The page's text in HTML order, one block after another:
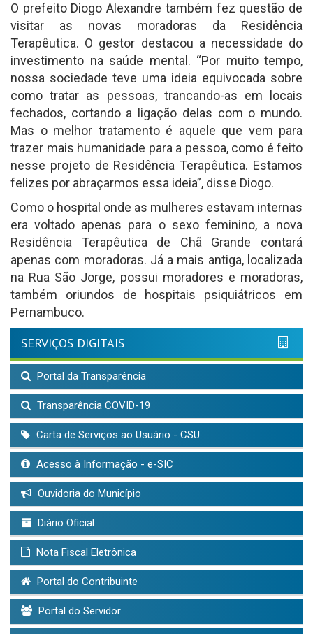
O prefeito Diogo Alexandre também fez questão de
visitar as novas moradoras da Residência
Terapêutica. O gestor destacou a necessidade do
investimento na saúde mental. “Por muito tempo,
nossa sociedade teve uma ideia equivocada sobre
como tratar as pessoas, trancando-as em locais
fechados, cortando a ligação delas com o mundo.
Mas o melhor tratamento é aquele que vem para
trazer mais humanidade para a pessoa, como é feito
nesse projeto de Residência Terapêutica. Estamos
felizes por abraçarmos essa ideia”, disse Diogo.
Como o hospital onde as mulheres estavam internas
era voltado apenas para o sexo feminino, a nova
Residência Terapêutica de Chã Grande contará
apenas com moradoras. Já a mais antiga, localizada
na Rua São Jorge, possui moradores e moradoras,
também oriundos de hospitais psiquiátricos em
Pernambuco.
SERVIÇOS DIGITAIS
Portal da Transparência
Transparência COVID-19
Carta de Serviços ao Usuário - CSU
Acesso à Informação - e-SIC
Ouvidoria do Município
Diário Oficial
Nota Fiscal Eletrônica
Portal do Contribuinte
Portal do Servidor